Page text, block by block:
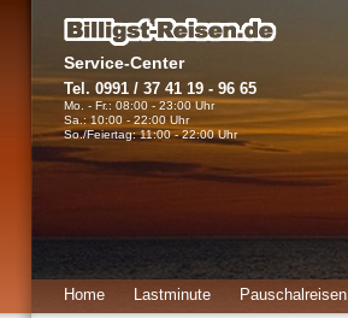
Service-Center
Tel. 0991 / 37 41 19 - 96 65
Mo. - Fr.: 08:00 - 23:00 Uhr
Sa.: 10:00 - 22:00 Uhr
So./Feiertag: 11:00 - 22:00 Uhr
Home Lastminute Pauschalreisen